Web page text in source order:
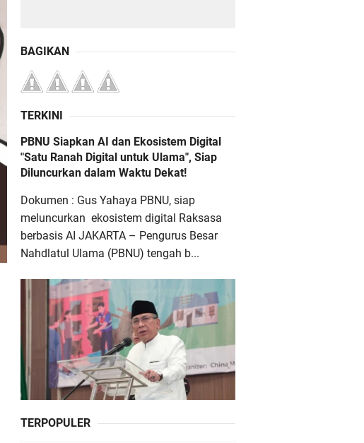
BAGIKAN
TERKINI
PBNU Siapkan AI dan Ekosistem Digital
"Satu Ranah Digital untuk Ulama", Siap
Diluncurkan dalam Waktu Dekat!
Dokumen : Gus Yahaya PBNU, siap
meluncurkan ekosistem digital Raksasa
berbasis AI JAKARTA – Pengurus Besar
Nahdlatul Ulama (PBNU) tengah b...
TERPOPULER